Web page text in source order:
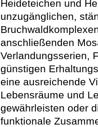
Heideteichen und
unzugänglichen,
anschließenden
Verlandungsserien,
günstigen
eine ausreichende
Lebensräume und
gewährleisten oder
funktionale